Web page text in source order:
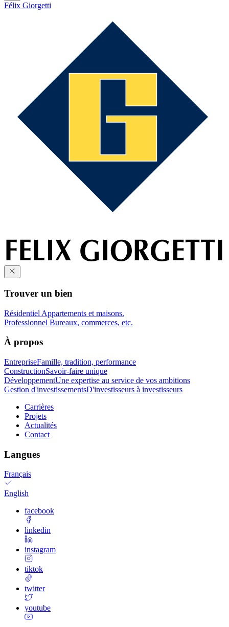
Félix Giorgetti
Trouver un bien
Résidentiel Appartements et maisons.
Professionnel Bureaux, commerces, etc.
À propos
EntrepriseFamille, tradition, performance
ConstructionSavoir-faire unique
DéveloppementUne expertise au service de vos ambitions
Gestion d'investissementsD'investisseurs à investisseurs
Carrières
Projets
Actualités
Contact
Langues
Français
English
facebook
linkedin
instagram
tiktok
twitter
youtube